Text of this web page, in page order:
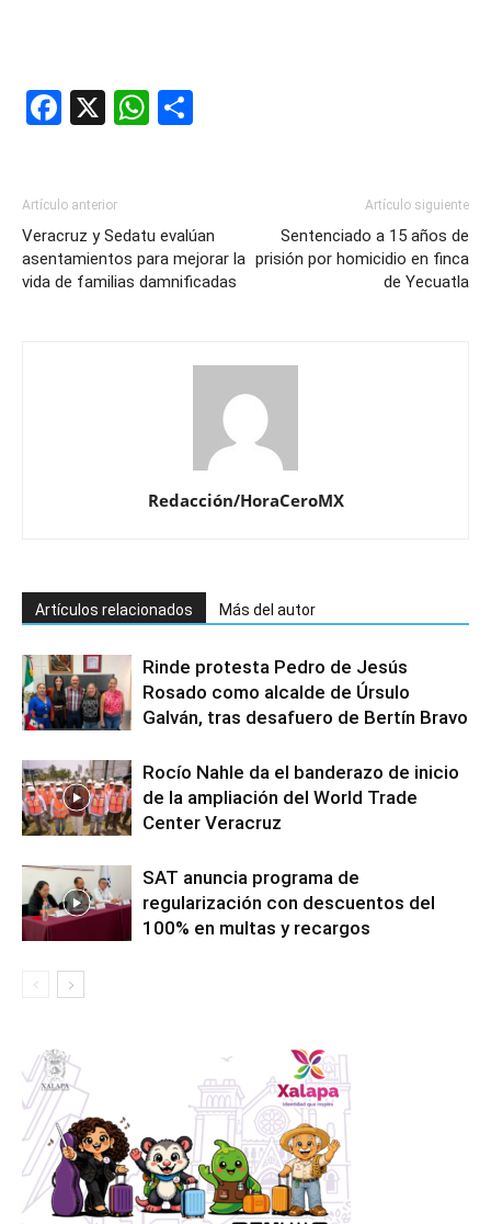
Facebook
X WhatsApp
Artículo anterior
Veracruz y Sedatu evalúan
asentamientos para mejorar la
vida de familias damnificadas
Artículo siguiente
Sentenciado a 15 años de
prisión por homicidio en finca
de Yecuatla
Redacción/HoraCeroMX
Artículos relacionados Más del autor
Rinde protesta Pedro de Jesús
Rosado como alcalde de Úrsulo
Galván, tras desafuero de Bertín Bravo
Rocío Nahle da el banderazo de inicio
de la ampliación del World Trade
Center Veracruz
SAT anuncia programa de
regularización con descuentos del
100% en multas y recargos